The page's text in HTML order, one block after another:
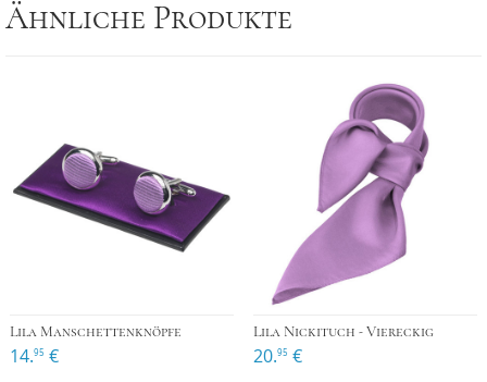
Ähnliche Produkte
Lila Manschettenknöpfe
14.95 €
Lila Nickituch - Viereckig
20.95 €